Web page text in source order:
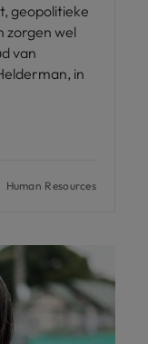
geopolitieke
zorgen wel
van
in
Human Resources